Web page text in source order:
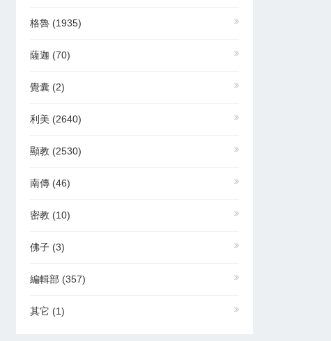
格魯 (1935)
薩迦 (70)
覺囊 (2)
利美 (2640)
顯教 (2530)
南傳 (46)
密教 (10)
佛子 (3)
編輯部 (357)
其它 (1)